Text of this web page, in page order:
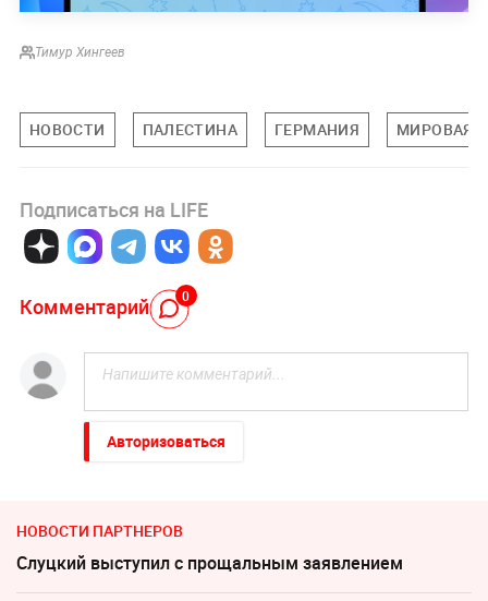
Тимур Хингеев
НОВОСТИ ПАЛЕСТИНА ГЕРМАНИЯ МИРОВАЯ
Подписаться на LIFE
Комментарий 0
Авторизоваться
НОВОСТИ ПАРТНЕРОВ
Слуцкий выступил с прощальным заявлением